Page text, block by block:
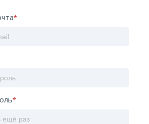
*
*